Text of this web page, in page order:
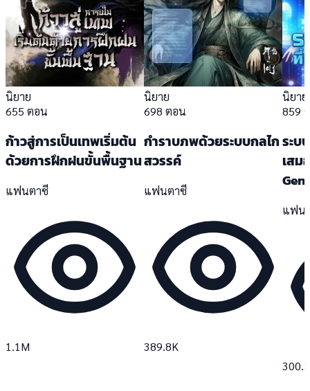
นิยาย
655 ตอน
ก้าวสู่การเป็นเทพเริ่มต้น
ด้วยการฝึกฝนขั้นพื้นฐาน
แฟนตาซี
1.1M
นิยาย
698 ตอน
กำราบภพด้วยระบบกลไก
สวรรค์
แฟนตาซี
389.8K
นิยาย
859
ระบ
เสม
แฟน